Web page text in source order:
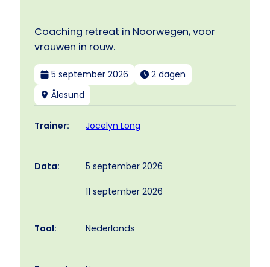
Coaching retreat in Noorwegen, voor
vrouwen in rouw.
5 september 2026
2 dagen
Ålesund
Trainer: Jocelyn Long
Data: 5 september 2026
11 september 2026
Taal: Nederlands